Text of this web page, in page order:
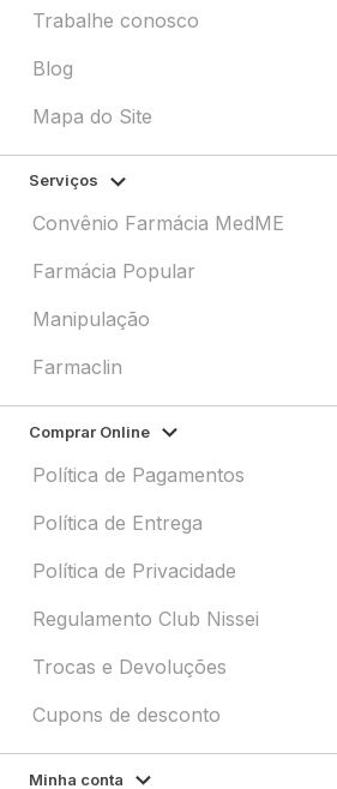
Trabalhe conosco
Blog
Mapa do Site
Serviços
Convênio Farmácia MedME
Farmácia Popular
Manipulação
Farmaclin
Comprar Online
Política de Pagamentos
Política de Entrega
Política de Privacidade
Regulamento Club Nissei
Trocas e Devoluções
Cupons de desconto
Minha conta